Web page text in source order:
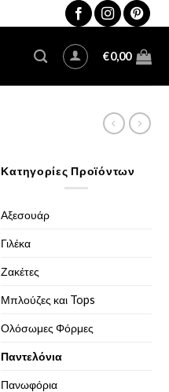
€0,00
Κατηγορίες Προϊόντων
Αξεσουάρ
Γιλέκα
Ζακέτες
Μπλούζες και Tops
Ολόσωμες Φόρμες
Παντελόνια
Πανωφόρια